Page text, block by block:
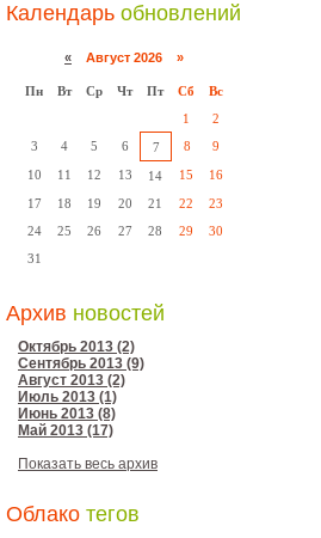
Календарь обновлений
« Август 2026 »
Пн Вт Ср Чт Пт Сб
Вс
1
2
3
4 5 6 7 8
9
10
11 12 13 14 15
16
17
18 19 20 21 22
23
24
25 26 27 28 29
30
31
Архив новостей
Октябрь 2013 (2)
Сентябрь 2013 (9)
Август 2013 (2)
Июль 2013 (1)
Июнь 2013 (8)
Май 2013 (17)
Показать весь архив
Облако тегов